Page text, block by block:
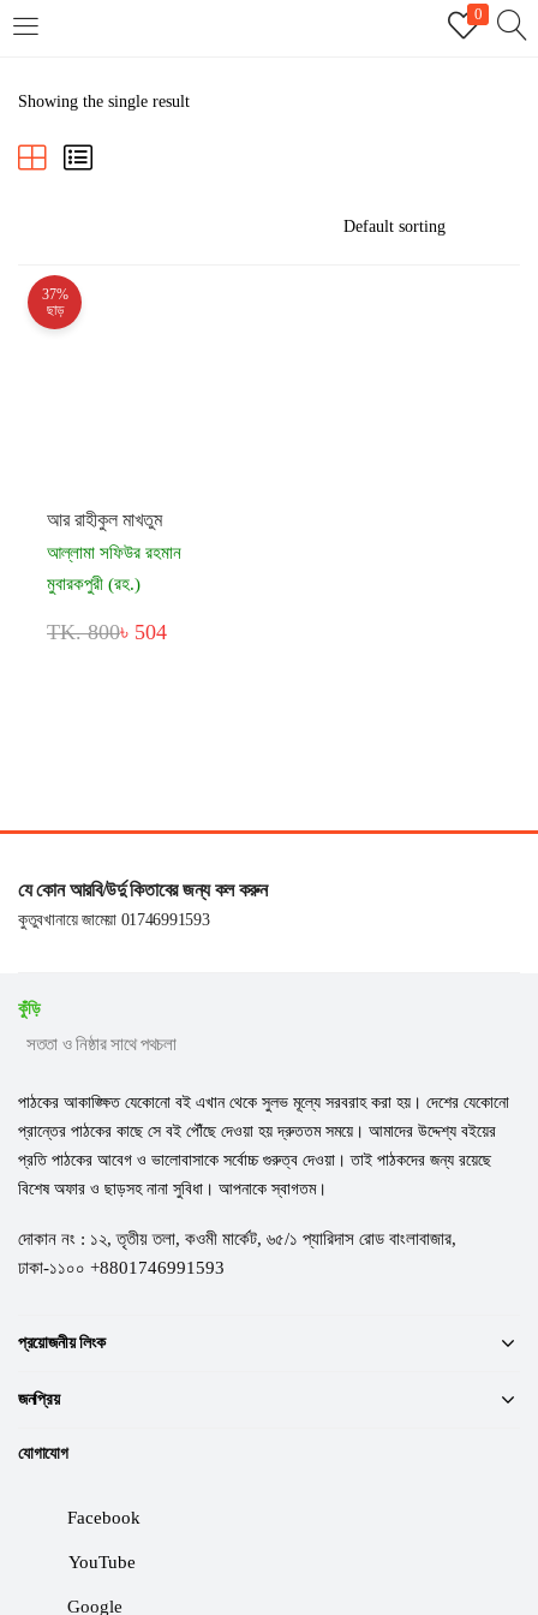
0
REGISTER
Showing the single result
37%
ছাড়
আর রাহীকুল মাখতুম
আল্লামা সফিউর রহমান
মুবারকপুরী (রহ.)
TK. 800৳ 504
যে কোন আরবি/উর্দু কিতাবের জন্য কল করুন
কুতুবখানায়ে জামেয়া 01746991593
কুঁড়ি
সততা ও নিষ্ঠার সাথে পথচলা
পাঠকের আকাঙ্ক্ষিত যেকোনো বই এখান থেকে সুলভ মূল্যে সরবরাহ করা হয়। দেশের যেকোনো
প্রান্তের পাঠকের কাছে সে বই পৌঁছে দেওয়া হয় দ্রুততম সময়ে। আমাদের উদ্দেশ্য বইয়ের
প্রতি পাঠকের আবেগ ও ভালোবাসাকে সর্বোচ্চ গুরুত্ব দেওয়া। তাই পাঠকদের জন্য রয়েছে
বিশেষ অফার ও ছাড়সহ নানা সুবিধা। আপনাকে স্বাগতম।
দোকান নং : ১২, তৃতীয় তলা, কওমী মার্কেট, ৬৫/১ প্যারিদাস রোড বাংলাবাজার,
ঢাকা-১১০০ +8801746991593
প্রয়োজনীয় লিংক
জনপ্রিয়
যোগাযোগ
Facebook
YouTube
Google